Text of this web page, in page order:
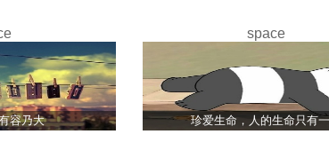
容乃大
space
珍爱生命，人的生命只有